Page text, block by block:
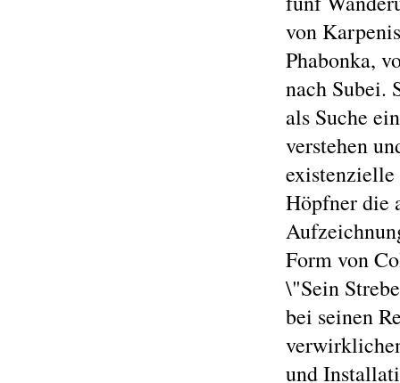
von
Phabonka,
nach Subei.
als Suche
verstehen
existenzielle
Höpfner die
Form von
\"Sein
bei seinen
und